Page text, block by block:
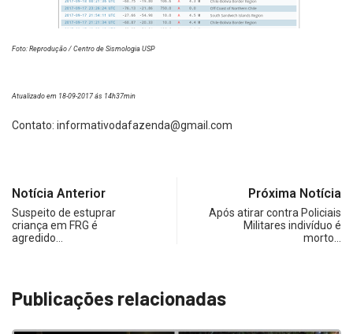
Foto: Reprodução / Centro de Sismologia USP
Atualizado em 18-09-2017 ás 14h37min
Contato: informativodafazenda@gmail.com
Notícia Anterior
Suspeito de estuprar
criança em FRG é
agredido…
Próxima Notícia
Após atirar contra Policiais
Militares indivíduo é
morto…
Publicações relacionadas